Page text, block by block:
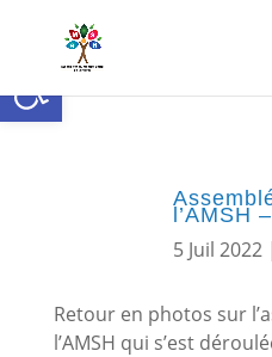
Ouvrir la barre d’outils
l’AMSH
5 Juil 2022|
Retour en photos sur
l’AMSH qui s’est